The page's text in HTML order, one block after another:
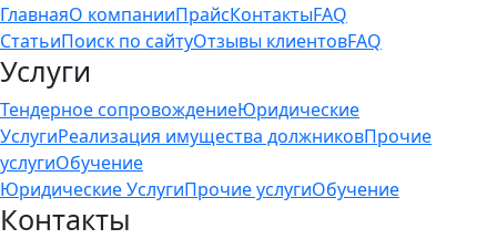
ГлавнаяО компанииПрайсКонтактыFAQ
СтатьиПоиск по сайтуОтзывы клиентовFAQ
Услуги
Тендерное сопровождениеЮридические
УслугиРеализация имущества должниковПрочие
услугиОбучение
Юридические УслугиПрочие услугиОбучение
Контакты